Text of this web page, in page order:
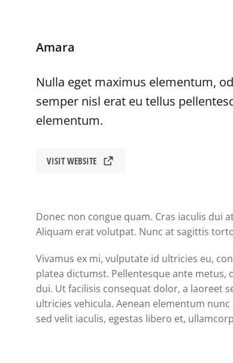
Amara
Nulla eget maximus elementum,
semper nisl erat eu tellus
elementum.
VISIT WEBSITE
Donec non congue quam. Cras iaculis dui
Aliquam erat volutpat. Nunc at sagittis
Vivamus ex mi, vulputate id ultricies eu,
platea dictumst. Pellentesque ante metus,
dui. Ut facilisis consequat dolor, a laoreet
ultricies vehicula. Aenean elementum
sed velit iaculis, egestas libero et,